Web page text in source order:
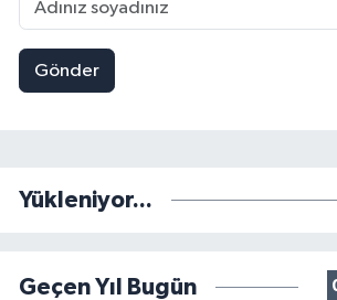
Gönder
Yükleniyor...
Geçen Yıl Bugün